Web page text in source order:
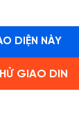
DIỆN NÀY
GIAO DIN